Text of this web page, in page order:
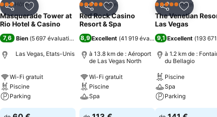
PartagerAjouter à mes favoris
3 ÉtoilesHôtel
Masquerade Tower at
Rio Hotel & Casino
7,6 Bien (5 697 évaluations )
Las Vegas, Etats-Unis
Wi-Fi gratuit
Piscine
Parking
PartagerAjouter à mes favoris
5 Étoiles Hôtel
Red Rock Casino
Resort & Spa
8,9 Excellent (41 919 évaluations)
à 13.8 km de : Aéroport
de Las Vegas North
Wi-Fi gratuit
Piscine
Spa
PartagerAjouter
5 Étoiles Hôtel
The Venetian
Las Vegas
9,1 Excellent (193
à 1.2 km de :
du Bellagio
Piscine
Spa
Parking